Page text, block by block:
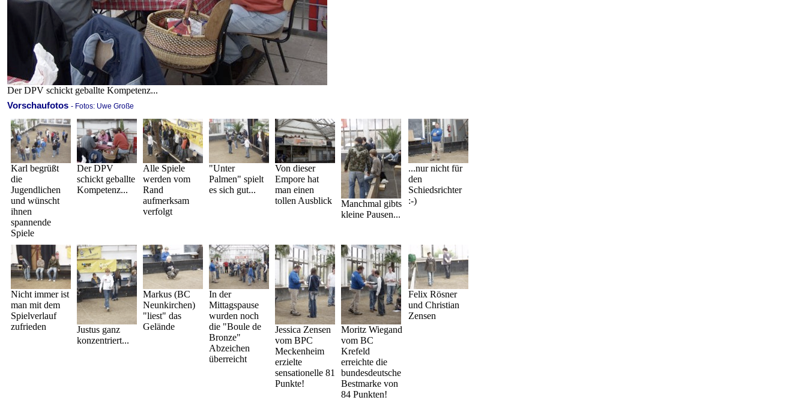
Der DPV schickt geballte Kompetenz...
Vorschaufotos - Fotos: Uwe Große
Karl begrüßt
die
Jugendlichen
und wünscht
ihnen
spannende
Spiele
Der DPV
schickt geballte
Kompetenz...
Alle Spiele
werden vom
Rand
aufmerksam
verfolgt
"Unter
Palmen" spielt
es sich gut...
Von dieser
Empore hat
man einen
tollen Ausblick
Manchmal gibts
kleine Pausen...
...nur nicht für
den
Schiedsrichter
:-)
Nicht immer ist
man mit dem
Spielverlauf
zufrieden
Justus ganz
konzentriert...
Markus (BC
Neunkirchen)
"liest" das
Gelände
In der
Mittagspause
wurden noch
die "Boule de
Bronze"
Abzeichen
überreicht
Jessica Zensen
vom BPC
Meckenheim
erzielte
sensationelle 81
Punkte!
Moritz Wiegand
vom BC
Krefeld
erreichte die
bundesdeutsche
Bestmarke von
84 Punkten!
Felix Rösner
und Christian
Zensen